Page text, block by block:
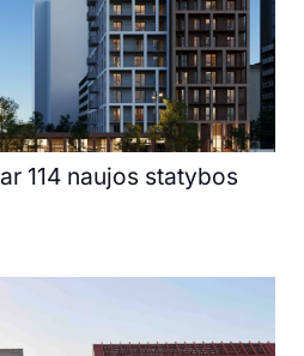
114 naujos statybos